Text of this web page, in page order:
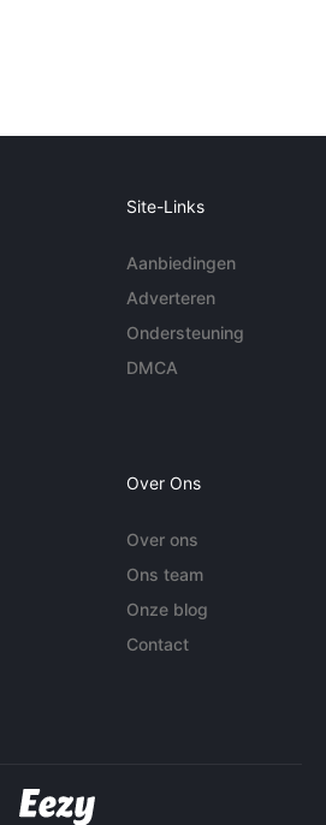
Site-Links
Aanbiedingen
Adverteren
Ondersteuning
DMCA
Over Ons
Over ons
Ons team
Onze blog
Contact